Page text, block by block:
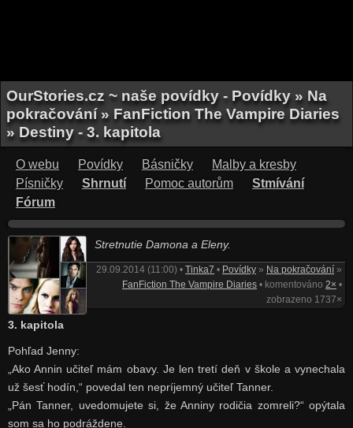
OurStories.cz ~ naše povídky - Povídky » Na
pokračování » FanFiction The Vampire Diaries
» Destiny - 3. kapitola
O webu Povídky Básničky
Malby a kresby
Písničky
Shrnutí Pomoc autorům
Stmívání
Fórum
Stretnutie Damona a Eleny.
29.09.2014 (11:00) •Tinka7 • Povídky » Na pokračování »
FanFiction The Vampire Diaries • komentováno2× •
zobrazeno 1737×
3. kapitola
Pohľad Jenny:
„Ako Annin učiteľ mám obavy. Je len tretí deň v škole a vynechala
už šesť hodín,“ povedal ten nepríjemný učiteľ Tanner.
„Pán Tanner, uvedomujete si, že Anniny rodičia zomreli?“ opýtala
som sa ho podráždene.